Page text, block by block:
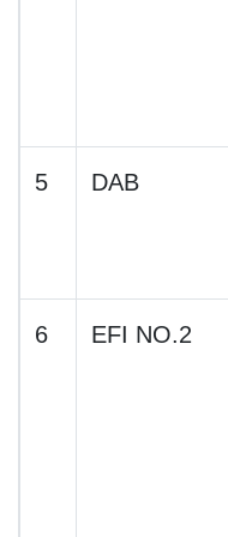
5 DAB
6 EFI NO.2